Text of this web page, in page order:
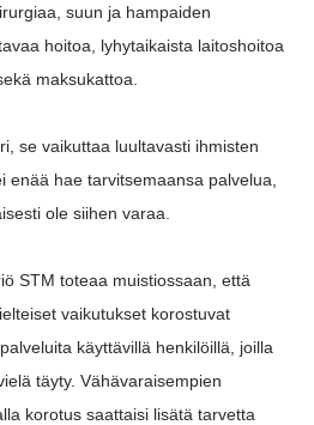
suun ja hampaiden
hoitoa, lyhytaikaista laitoshoitoa
maksukattoa.
se vaikuttaa luultavasti ihmisten
enää hae tarvitsemaansa palvelua,
ole siihen varaa.
STM toteaa muistiossaan, että
vaikutukset korostuvat
käyttävillä henkilöillä, joilla
täyty. Vähävaraisempien
korotus saattaisi lisätä tarvetta